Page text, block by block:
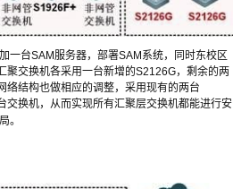
一台SAM服务器，部署SAM系统，同时东校区
交换机各采用一台新增的S2126G，剩余的两
络结构也做相应的调整，采用现有的两台
换机，从而实现所有汇聚层交换机都能进行安
。